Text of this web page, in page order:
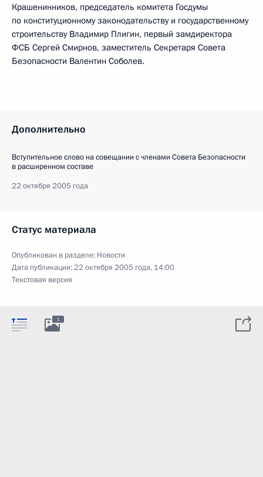
Крашенинников, председатель комитета Госдумы
по конституционному законодательству и государственному
строительству Владимир Плигин, первый замдиректора
ФСБ Сергей Смирнов, заместитель Секретаря Совета
Безопасности Валентин Соболев.
Дополнительно
Вступительное слово на совещании с членами Совета Безопасности
в расширенном составе
22 октября 2005 года
Статус материала
Опубликован в разделе: Новости
Дата публикации:22 октября 2005 года, 14:00
Текстовая версия
1